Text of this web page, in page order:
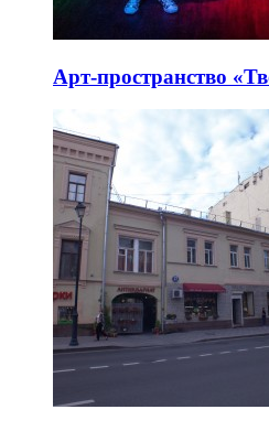
Арт-пространство